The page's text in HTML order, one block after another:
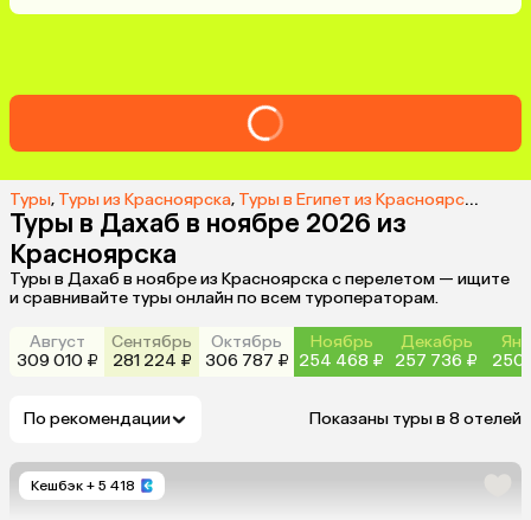
Туры, Туры из Красноярска, Туры в Египет из Красноярска
Туры в Дахаб в ноябре 2026 из
Красноярска
Туры в Дахаб в ноябре из Красноярска с перелетом — ищите
и сравнивайте туры онлайн по всем туроператорам.
Август
309 010 ₽
Сентябрь
281 224 ₽
Октябрь
306 787 ₽
Ноябрь
254 468 ₽
Декабрь
257 736 ₽
250
По рекомендации Показаны туры в 8 отелей
Кешбэк + 5 418